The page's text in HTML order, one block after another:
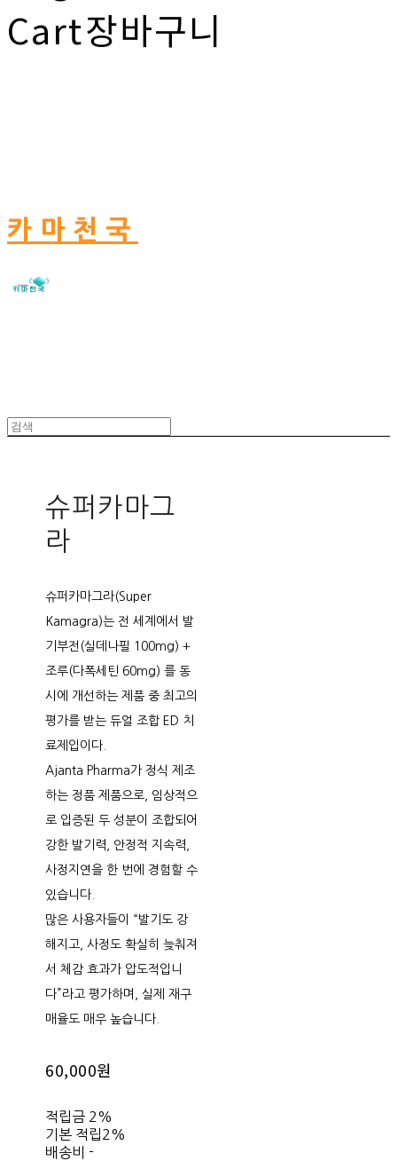
Cart장바구니
카마천국
슈퍼카마그
라
슈퍼카마그라(Super
Kamagra)는 전 세계에서 발
기부전(실데나필 100mg) +
조루(다폭세틴 60mg) 를 동
시에 개선하는 제품 중 최고의
평가를 받는 듀얼 조합 ED 치
료제입이다.
Ajanta Pharma가 정식 제조
하는 정품 제품으로, 임상적으
로 입증된 두 성분이 조합되어
강한 발기력, 안정적 지속력,
사정지연을 한 번에 경험할 수
있습니다.
많은 사용자들이 “발기도 강
해지고, 사정도 확실히 늦춰져
서 체감 효과가 압도적입니
다”라고 평가하며, 실제 재구
매율도 매우 높습니다.
60,000원
적립금 2%
기본 적립2%
배송비-